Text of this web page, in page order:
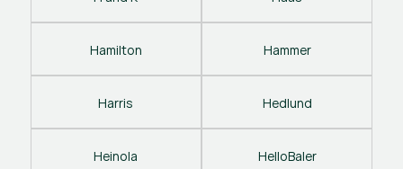
Hamilton Hammer
Harris Hedlund
Heinola HelloBaler